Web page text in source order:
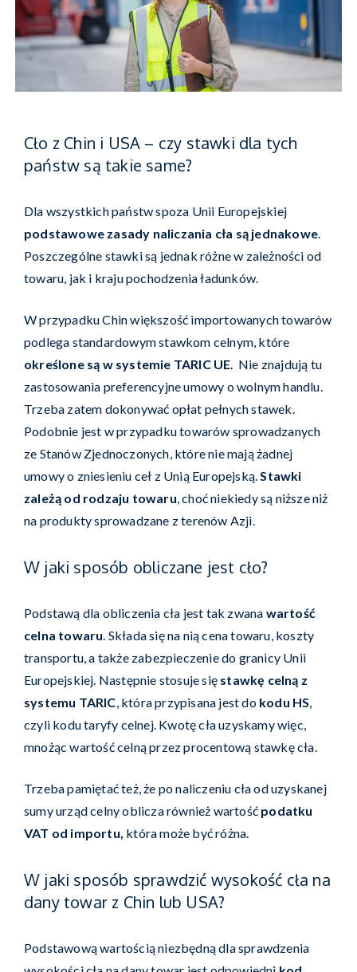
Cło z Chin i USA – czy stawki dla tych
państw są takie same?
Dla wszystkich państw spoza Unii Europejskiej
podstawowe zasady naliczania cła są jednakowe
Poszczególne stawki są jednak różne w zależności od
towaru, jak i kraju pochodzenia ładunków.
W przypadku Chin większość importowanych towarów
podlega standardowym stawkom celnym, które
określone są w systemie TARIC UE . Nie znajdują tu
zastosowania preferencyjne umowy o wolnym handlu.
Trzeba zatem dokonywać opłat pełnych stawek.
Podobnie jest w przypadku towarów sprowadzanych
ze Stanów Zjednoczonych, które nie mają żadnej
umowy o zniesieniu ceł z Unią Europejską. Stawki
zależą od rodzaju towaru , choć niekiedy są niższe niż
na produkty sprowadzane z terenów Azji.
W jaki sposób obliczane jest cło?
Podstawą dla obliczenia cła jest tak zwana wartość
celna towaru . Składa się na nią cena towaru, koszty
transportu, a także zabezpieczenie do granicy Unii
Europejskiej. Następnie stosuje się stawkę celną z
systemu TARIC , która przypisana jest do kodu HS
czyli kodu taryfy celnej. Kwotę cła uzyskamy więc,
mnożąc wartość celną przez procentową stawkę cła.
Trzeba pamiętać też, że po naliczeniu cła od uzyskanej
sumy urząd celny oblicza również wartość podatku
VAT od importu, która może być różna.
W jaki sposób sprawdzić wysokość cła na
dany towar z Chin lub USA?
Podstawową wartością niezbędną dla sprawdzenia